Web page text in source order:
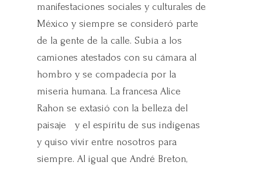
manifestaciones sociales y culturales de
México y siempre se consideró parte
de la gente de la calle. Subía a los
camiones atestados con su cámara al
hombro y se compadecía por la
miseria humana. La francesa Alice
Rahon se extasió con la belleza del
paisaje y el espíritu de sus indígenas
y quiso vivir entre nosotros para
siempre. Al igual que André Breton,